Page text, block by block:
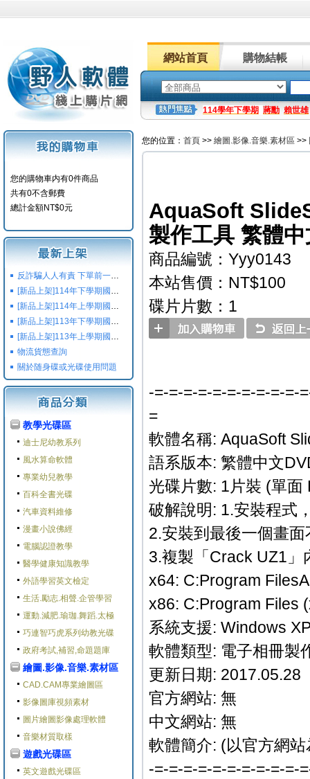
網站首頁 購物結帳
114學年下學期 蔣勳 賴世雄
您的購物車内有0件商品
共有0不含郵費
總計金額NT$0元
反詐騙人人有責 下單前一定要注意
[新品上架]114年下學期國小國中高中命題光碟,校用卷,習作
[新品上架]114年上學期國小國中高中命題光碟,校用卷,習作
[新品上架]113年下學期國小國中高中命題光碟,校用卷,習作
[新品上架]113年上學期國小國中高中命題光碟,校用卷,習作
物流貨態查詢
關於随身碟或光碟使用問題
教學光碟區
迪士尼幼教系列
風水算命軟體
專業幼兒教學
百科全書光碟
汽車資料維修
漫畫小說佛經
電腦認證教學
醫學健康知識教學
外語學習英文檢定
生活.勵志.相聲.企管學習
運動.減肥.瑜珈.舞蹈.太極
巧連智巧虎系列幼教光碟
政府考試,補習,命題題庫
繪圖.影像.音樂.素材區
CAD.CAM專業繪圖區
影像圖庫視頻素材
圖片繪圖影像處理軟體
音樂材質取樣
遊戲光碟區
英文遊戲光碟區
您的位置： 首頁 >> 繪圖.影像.音樂.素材區 >>
AquaSoft
製作工具 繁體
商品編號：Yyy0143
本站售價：NT$100
碟片片數：1
-=-=-=-=-=-=-=-=-=-=-
=
軟體名稱: AquaSoft
語系版本: 繁體中文
光碟片數: 1片裝 (單面
破解說明: 1.安裝程式
2.安裝到最後一個畫
3.複製「Crack UZ1」
x64: C:Program
x86: C:Program Files
系統支援: Windows
軟體類型: 電子相冊製
更新日期: 2017.05.28
官方網站: 無
中文網站: 無
軟體簡介: (以官方網站
-=-=-=-=-=-=-=-=-=-=-